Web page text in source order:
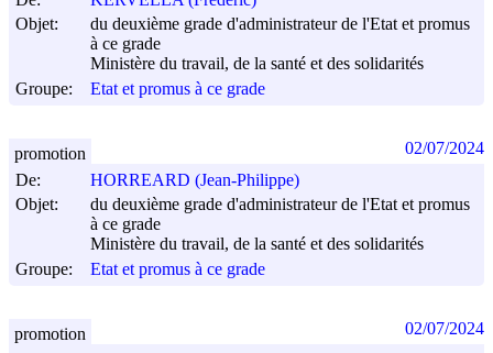
Objet:
du deuxième grade d'administrateur de l'Etat et promus
à ce grade
Ministère du travail, de la santé et des solidarités
Groupe:
Etat et promus à ce grade
De:
HORREARD (Jean-Philippe)
Objet:
du deuxième grade d'administrateur de l'Etat et promus
à ce grade
Ministère du travail, de la santé et des solidarités
Groupe:
Etat et promus à ce grade
promotion 02/07/2024
promotion 02/07/2024